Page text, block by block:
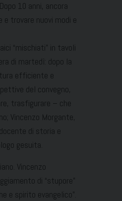
10 anni, ancora
e trovare nuovi modi e
“mischiati” in tavoli
di martedì: dopo la
efficiente e
del convegno,
trasfigurare – che
Vincenzo Morgante,
di storia e
gesuita.
Vincenzo
di “stupore”
e spirito evangelico”.